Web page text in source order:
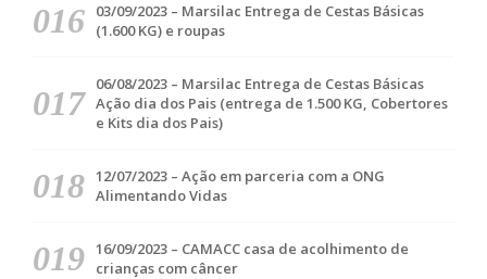
03/09/2023 – Marsilac Entrega de Cestas Básicas
(1.600 KG) e roupas
06/08/2023 – Marsilac Entrega de Cestas Básicas
Ação dia dos Pais (entrega de 1.500 KG, Cobertores
e Kits dia dos Pais)
12/07/2023 – Ação em parceria com a ONG
Alimentando Vidas
16/09/2023 – CAMACC casa de acolhimento de
crianças com câncer